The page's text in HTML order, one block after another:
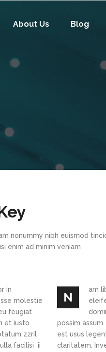
About Us Blog
nonummy nibh euismod
enim ad minim veniam
in
molestie
feugiat
et iusto
zzril
facilisi ii
N
am
possim
est usus
claritatem.